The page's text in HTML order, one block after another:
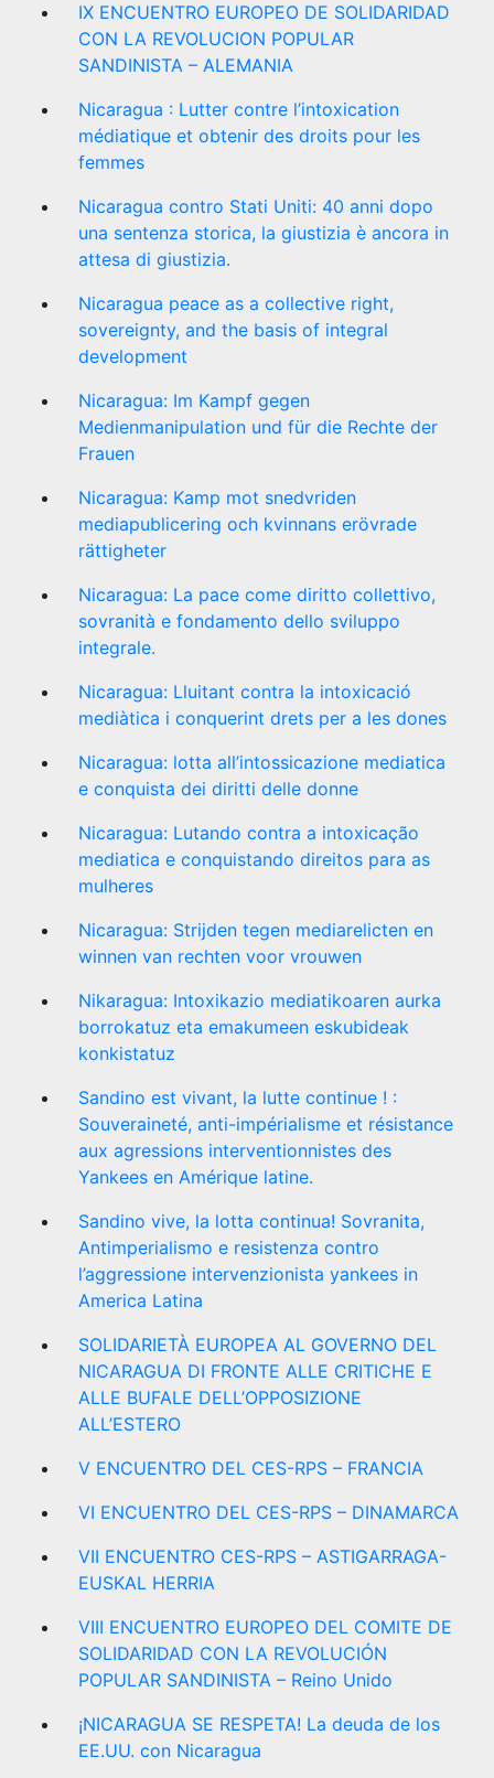
IX ENCUENTRO EUROPEO DE SOLIDARIDAD
CON LA REVOLUCION POPULAR
SANDINISTA – ALEMANIA
Nicaragua : Lutter contre l’intoxication
médiatique et obtenir des droits pour les
femmes
Nicaragua contro Stati Uniti: 40 anni dopo
una sentenza storica, la giustizia è ancora in
attesa di giustizia.
Nicaragua peace as a collective right,
sovereignty, and the basis of integral
development
Nicaragua: Im Kampf gegen
Medienmanipulation und für die Rechte der
Frauen
Nicaragua: Kamp mot snedvriden
mediapublicering och kvinnans erövrade
rättigheter
Nicaragua: La pace come diritto collettivo,
sovranità e fondamento dello sviluppo
integrale.
Nicaragua: Lluitant contra la intoxicació
mediàtica i conquerint drets per a les dones
Nicaragua: lotta all’intossicazione mediatica
e conquista dei diritti delle donne
Nicaragua: Lutando contra a intoxicação
mediatica e conquistando direitos para as
mulheres
Nicaragua: Strijden tegen mediarelicten en
winnen van rechten voor vrouwen
Nikaragua: Intoxikazio mediatikoaren aurka
borrokatuz eta emakumeen eskubideak
konkistatuz
Sandino est vivant, la lutte continue ! :
Souveraineté, anti-impérialisme et résistance
aux agressions interventionnistes des
Yankees en Amérique latine.
Sandino vive, la lotta continua! Sovranita,
Antimperialismo e resistenza contro
l’aggressione intervenzionista yankees in
America Latina
SOLIDARIETÀ EUROPEA AL GOVERNO DEL
NICARAGUA DI FRONTE ALLE CRITICHE E
ALLE BUFALE DELL’OPPOSIZIONE
ALL’ESTERO
V ENCUENTRO DEL CES-RPS – FRANCIA
VI ENCUENTRO DEL CES-RPS – DINAMARCA
VII ENCUENTRO CES-RPS – ASTIGARRAGA-
EUSKAL HERRIA
VIII ENCUENTRO EUROPEO DEL COMITE DE
SOLIDARIDAD CON LA REVOLUCIÓN
POPULAR SANDINISTA – Reino Unido
¡NICARAGUA SE RESPETA! La deuda de los
EE.UU. con Nicaragua